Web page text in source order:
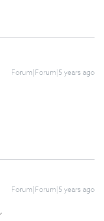
Forum|Forum|5 years ago
Forum|Forum|5 years ago
,